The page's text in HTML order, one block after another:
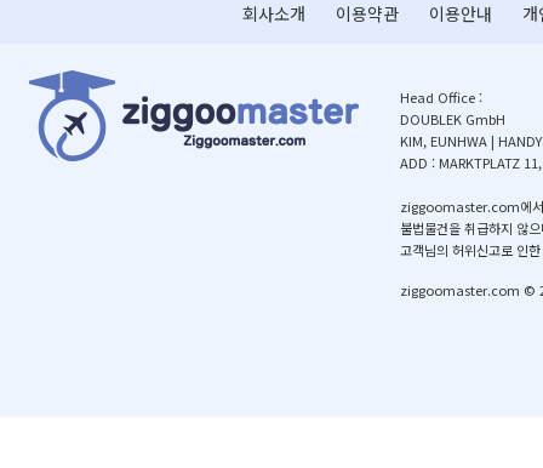
회사소개 이용약관 이용안내
HeadOffice:
DOUBLEKGmbH
ziggoomaster.com에서
불법물건을취급하지않
고객님의허위신고로인